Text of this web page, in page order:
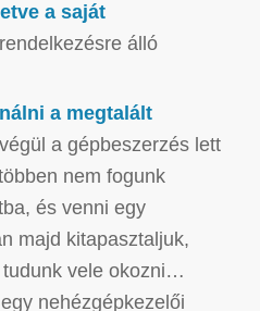
a saját
álló
a megtalált
a gépbeszerzés lett
nem fogunk
és venni egy
majd kitapasztaljuk,
vele okozni…
nehézgépkezelői